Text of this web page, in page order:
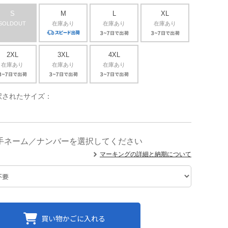
S M
在庫あり
L
在庫あり
XL
在庫あり
2XL
在庫あり
3XL
在庫あり
4XL
在庫あり
れたサイズ：
ネーム／ナンバーを選択してください
マーキングの詳細と納期について
買い物かごに入れる